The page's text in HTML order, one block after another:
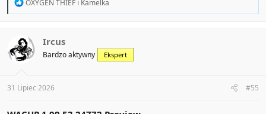
t
i
o
s
:
OXYGEN THIEF i Kamelka
Ircus
Bardzo aktywny Ekspert
31 Lipiec 2026 #55